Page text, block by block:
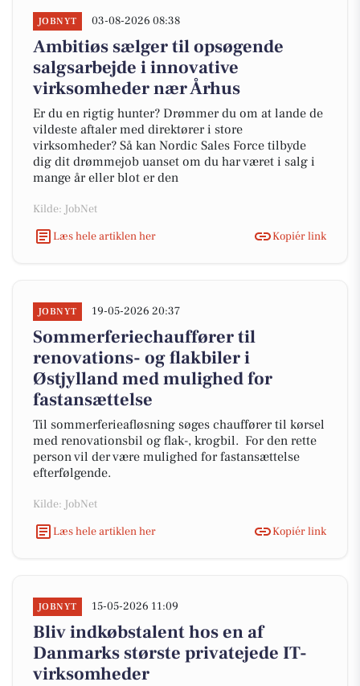
JOBNYT 03-08-2026 08:38
Ambitiøs sælger til opsøgende
salgsarbejde i innovative
virksomheder nær Århus
Er du en rigtig hunter? Drømmer du om at lande de
vildeste aftaler med direktører i store
virksomheder? Så kan Nordic Sales Force tilbyde
dig dit drømmejob uanset om du har været i salg i
mange år eller blot er den
Kilde: JobNet
Læs hele artiklen her
Kopiér link
JOBNYT 19-05-2026 20:37
Sommerferiechauffører til
renovations- og flakbiler i
Østjylland med mulighed for
fastansættelse
Til sommerferieafløsning søges chauffører til kørsel
med renovationsbil og flak-, krogbil. For den rette
person vil der være mulighed for fastansættelse
efterfølgende.
Kilde: JobNet
Læs hele artiklen her
Kopiér link
JOBNYT 15-05-2026 11:09
Bliv indkøbstalent hos en af
Danmarks største privatejede IT-
virksomheder